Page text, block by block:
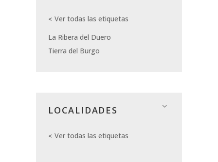
Ver todas las etiquetas
La Ribera del Duero
Tierra del Burgo
LOCALIDADES
Ver todas las etiquetas